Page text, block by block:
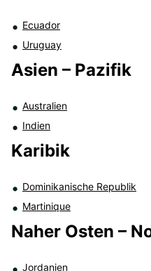
Ecuador
Uruguay
Asien – Pazifik
Australien
Indien
Karibik
Dominikanische Republik
Martinique
Naher Osten –
Jordanien